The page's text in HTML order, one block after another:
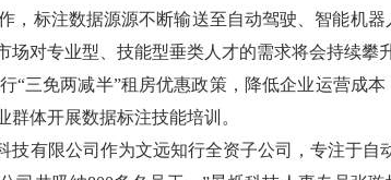
标注数据源源不断输送至自动驾驶、智能机
对专业型、技能型垂类人才的需求将会持续攀升
三免两减半”租房优惠政策，降低企业运营成
体开展数据标注技能培训。
有限公司作为文远知行全资子公司，专注于自